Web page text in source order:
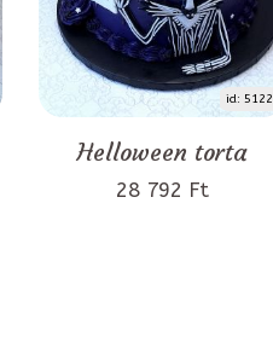
id: 5122
Helloween torta
28 792 Ft